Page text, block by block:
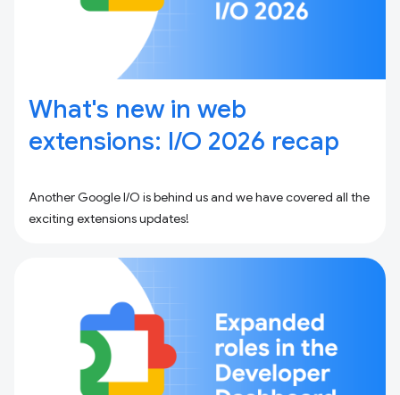
What's new in web
extensions: I / O 2026 recap
Another Google I/O is behind us and we have covered all the
exciting extensions updates!